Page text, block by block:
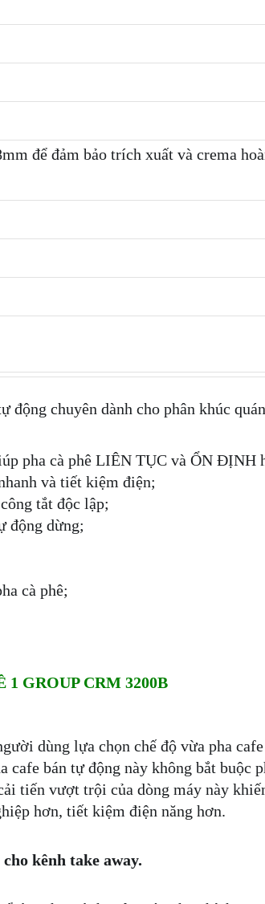
để đảm bảo trích xuất và crema
động chuyên dành cho phân khúc
pha cà phê LIÊN TỤC và ỔN ĐỊNH
và tiết kiệm điện;
tắt độc lập;
động dừng;
cà phê;
GROUP CRM 3200B
dùng lựa chọn chế độ vừa pha
cafe bán tự động này không bắt buộc
tiến vượt trội của dòng máy này
hơn, tiết kiệm điện năng hơn.
kênh take away.